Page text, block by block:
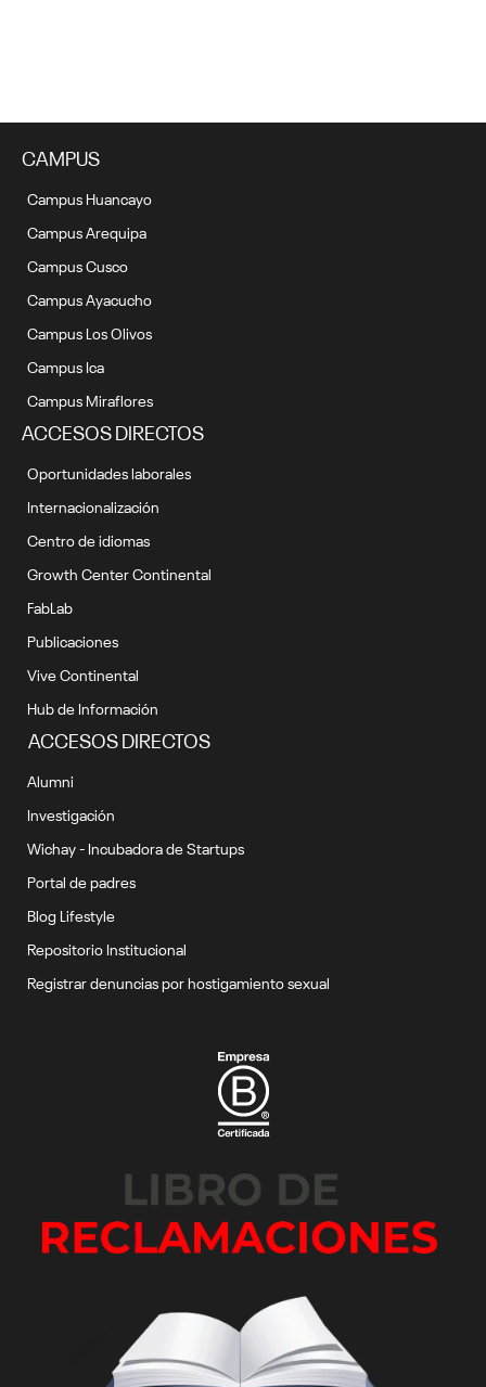
CAMPUS
Campus Huancayo
Campus Arequipa
Campus Cusco
Campus Ayacucho
Campus Los Olivos
Campus Ica
Campus Miraflores
ACCESOS DIRECTOS
Oportunidades laborales
Internacionalización
Centro de idiomas
Growth Center Continental
FabLab
Publicaciones
Vive Continental
Hub de Información
ACCESOS DIRECTOS
Alumni
Investigación
Wichay - Incubadora de Startups
Portal de padres
Blog Lifestyle
Repositorio Institucional
Registrar denuncias por hostigamiento sexual